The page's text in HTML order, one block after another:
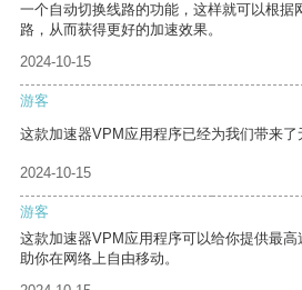
一个自动切换线路的功能，这样就可以根据
路，从而获得更好的加速效果。
2024-10-15
游客
这款加速器VPM应用程序已经为我们带来了
2024-10-15
游客
这款加速器VPM应用程序可以给你提供最
助你在网络上自由移动。